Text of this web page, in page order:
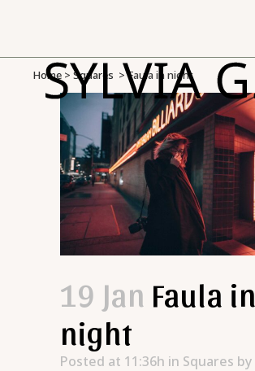
Home > Squares >Faula in night
19 Jan Faula in
night
Posted at 11:36h in Squares by